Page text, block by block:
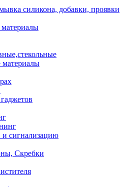
силикона, добавки, проявки
сигнализацию
Скребки